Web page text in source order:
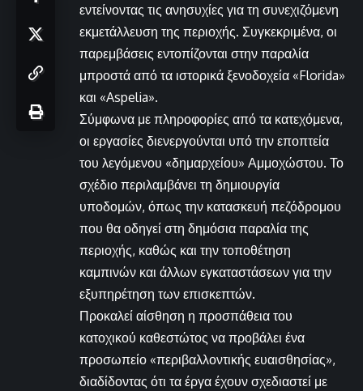
εντείνοντας τις ανησυχίες για τη συνεχιζόμενη
εκμετάλλευση της περιοχής. Συγκεκριμένα, οι
παρεμβάσεις εντοπίζονται στην παραλία
μπροστά από τα ιστορικά ξενοδοχεία «Florida»
και «Aspelia».
Σύμφωνα με πληροφορίες από τα κατεχόμενα,
οι εργασίες διενεργούνται υπό την εποπτεία
του λεγόμενου «δημαρχείου» Αμμοχώστου. Το
σχέδιο περιλαμβάνει τη δημιουργία
υποδομών, όπως την κατασκευή πεζόδρομου
που θα οδηγεί στη δημόσια παραλία της
περιοχής, καθώς και την τοποθέτηση
καμπινών και άλλων εγκαταστάσεων για την
εξυπηρέτηση των επισκεπτών.
Προκαλεί αίσθηση η προσπάθεια του
κατοχικού καθεστώτος να προβάλει ένα
προσωπείο «περιβαλλοντικής ευαισθησίας»,
διαδίδοντας ότι τα έργα έχουν σχεδιαστεί με